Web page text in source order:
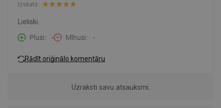
Izskats:
Lieliski.
Plusi:
- Mīnusi: -
Rādīt oriģinālo komentāru
Uzraksti savu atsauksmi.